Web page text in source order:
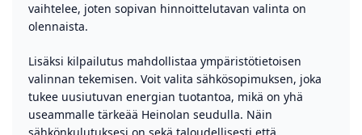
vaihtelee, joten sopivan hinnoittelutavan valinta on
olennaista.
Lisäksi kilpailutus mahdollistaa ympäristötietoisen
valinnan tekemisen. Voit valita sähkösopimuksen, joka
tukee uusiutuvan energian tuotantoa, mikä on yhä
useammalle tärkeää Heinolan seudulla. Näin